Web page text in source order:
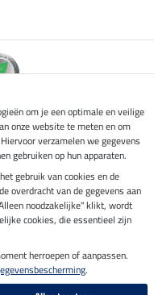
om 14:26 uur
om je een optimale en veilige
onze website te meten en om
verzamelen we gegevens
gebruiken op hun apparaten.
gebruik van cookies en de
overdracht van de gegevens aan
noodzakelijke" klikt, wordt
cookies, die essentieel zijn
herroepen of aanpassen.
.